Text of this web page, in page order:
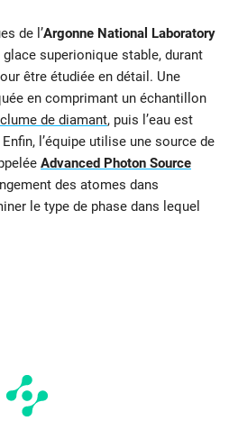
de l’Argonne National Laboratory
superionique stable, durant
être étudiée en détail. Une
en comprimant un échantillon
de diamant, puis l’eau est
l’équipe utilise une source de
Advanced Photon Source
des atomes dans
le type de phase dans lequel